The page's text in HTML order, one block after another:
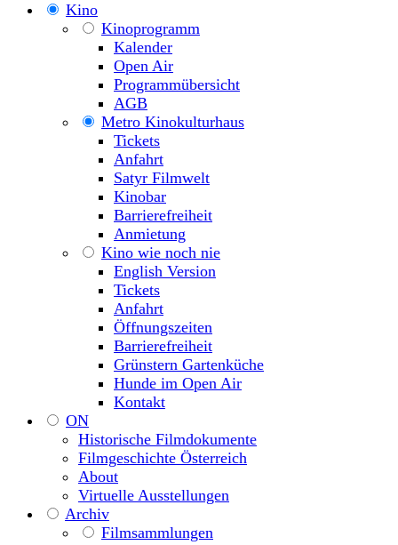
Kino
Kinoprogramm
Kalender
Open Air
Programmübersicht
AGB
Metro Kinokulturhaus
Tickets
Anfahrt
Satyr Filmwelt
Kinobar
Barrierefreiheit
Anmietung
Kino wie noch nie
English Version
Tickets
Anfahrt
Öffnungszeiten
Barrierefreiheit
Grünstern Gartenküche
Hunde im Open Air
Kontakt
ON
Historische Filmdokumente
Filmgeschichte Österreich
About
Virtuelle Ausstellungen
Archiv
Filmsammlungen